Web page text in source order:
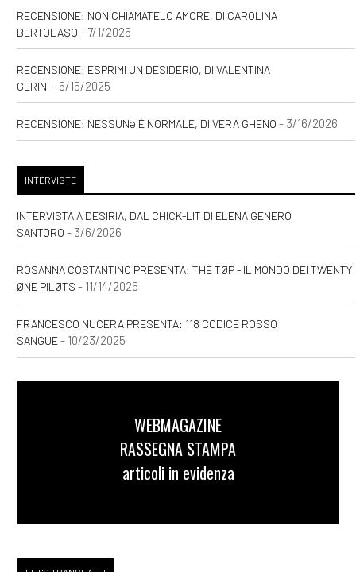
RECENSIONE: NON CHIAMATELO AMORE, DI CAROLINA
BERTOLASO - 7/1/2026
RECENSIONE: ESPRIMI UN DESIDERIO, DI VALENTINA
GERINI - 6/15/2025
RECENSIONE: NESSUNƏ È NORMALE, DI VERA GHENO - 3/16/2026
INTERVISTE
INTERVISTA A DESIRIA, DAL CHICK-LIT DI ELENA GENERO
SANTORO - 3/6/2026
ROSANNA COSTANTINO PRESENTA: THE TØP - IL MONDO DEI TWENTY
ØNE PILØTS - 11/14/2025
FRANCESCO NUCERA PRESENTA: 118 CODICE ROSSO
SANGUE- 10/23/2025
WEBMAGAZINE
RASSEGNA STAMPA
articoli in evidenza